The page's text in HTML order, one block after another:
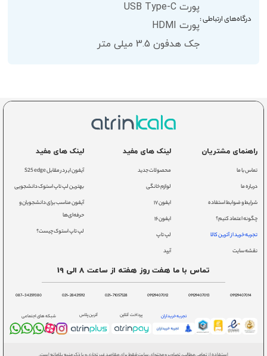
درگاه‌های ارتباطی :
پورت USB Type-C
پورت HDMI
جک هدفون 3.5 میلی متر
راهنمای مشتریان
تماس با ما
درباره ما
شرایط و ضوابط استفاده
چگونه اعتماد کنیم؟
تجربه خرید از آترین کالا
نقشه سایت
لینک های مفید
محصولات جدید
لوازم خانگی
ایفون ۱۷
ایفون ۱۶
لپ تاپ
آیپد
لینک های مفید
آیفون ایر در مقابل S25 edge
بهترین لپ تاپ استوک دانشجویی
آیفون مناسب برای دانشجویان و
حرفه‌ای‌ها
لپ تاپ استوک چیست؟
تماس با ما هفت روز هفته از ساعت 8 الی 19
09129407014
09129407013
09129407012
021-71057528
021-28421592
087-34259380
تجربه خریداران پرداخت آنلاین آترین پلاس شبکه های اجتماعی